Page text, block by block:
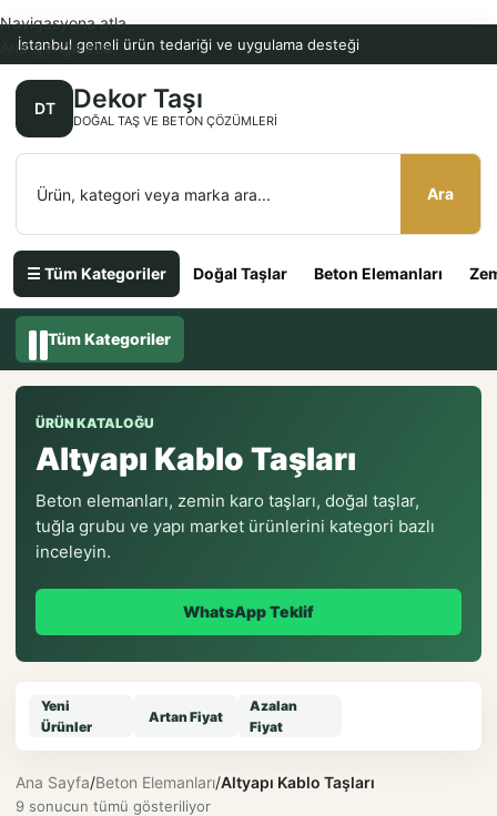
İstanbul geneli ürün tedariği ve uygulama desteği
DT Dekor Taşı
DOĞAL TAŞ VE BETON ÇÖZÜMLERI
Ara
☰ Tüm Kategoriler Doğal Taşlar Beton Elemanları
Navigasyona atla
Ana içeriğe atla
Tüm Kategoriler
ÜRÜN KATALOĞU
Altyapı Kablo Taşları
Beton elemanları, zemin karo taşları, doğal taşlar,
tuğla grubu ve yapı market ürünlerini kategori bazlı
inceleyin.
WhatsApp Teklif
Yeni
Ürünler
Artan Fiyat
Azalan
Fiyat
Ana Sayfa/Beton Elemanları/Altyapı Kablo Taşları
9 sonucun tümü gösteriliyor